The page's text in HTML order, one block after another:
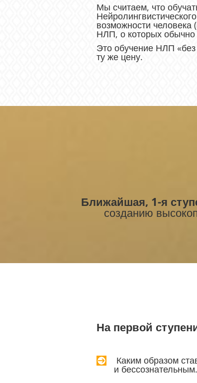
Мы считаем, что
возможности человека
НЛП, о которых обычно
Это обучение НЛП
ту же цену.
Ближайшая, 1-я
созданию
На первой
Каким образом
и бессознательным.